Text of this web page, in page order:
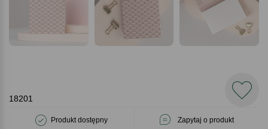
18201
Produkt dostępny Zapytaj o produkt